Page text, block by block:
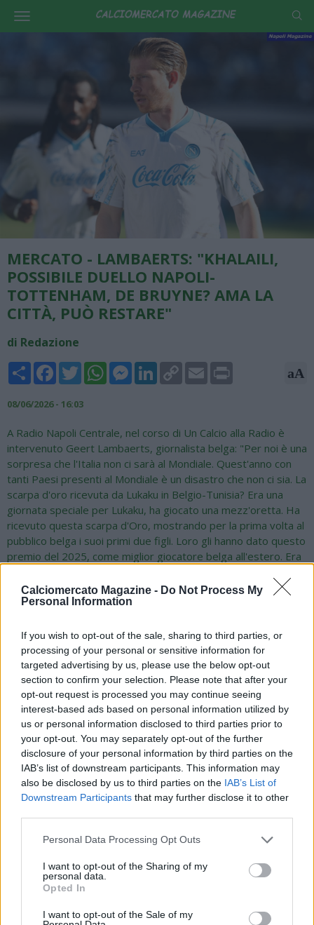
Calciomercato Magazine - Do Not Process My
Personal Information
If you wish to opt-out of the sale, sharing to third parties, or
processing of your personal or sensitive information for
targeted advertising by us, please use the below opt-out
section to confirm your selection. Please note that after your
opt-out request is processed you may continue seeing
interest-based ads based on personal information utilized by
us or personal information disclosed to third parties prior to
your opt-out. You may separately opt-out of the further
disclosure of your personal information by third parties on the
IAB’s list of downstream participants. This information may
also be disclosed by us to third parties on the IAB’s List of
Downstream Participants that may further disclose it to other
Personal Data Processing Opt Outs
I want to opt-out of the Sharing of my
personal data.
Opted In
I want to opt-out of the Sale of my
MERCATO - LAMBAERTS: "KHALAILI,
POSSIBILE DUELLO NAPOLI-
TOTTENHAM, DE BRUYNE? AMA LA
CITTÀ, PUÒ RESTARE"
di Redazione
Share FacebookTwitterWhatsAppMessengerLinkedInCopy
Link
Email aA
08/06/2026 - 16:03
A Radio Napoli Centrale, nel corso di Un Calcio alla Radio è
intervenuto Geert Lambaerts, giornalista belga: "Per noi è una
sorpresa che l'Italia non ci sarà al Mondiale. Quest'anno con
tanti Paesi presenti al Mondiale è un disastro che non ci sia. La
scarpa d'oro ricevuta da Lukaku in Belgio-Tunisia? Era una
giornata speciale per Lukaku, ha giocato una mezz'oretta. Ha
ricevuto questa scarpa d'Oro, mostrando per la prima volta al
pubblico belga i suoi primi due figli. Loro gli hanno dato questo
premio del 2025, come miglior giocatore belga all'estero. Era
di suo padre. Ora la grande domanda è capire cosa farà del
suo futuro e cosa farà al Mondiale. Non giocherà dall'inizio, sa
su Khalaili? I 25 milioni di euro sarà la somma necessaria per
acquistarlo dall'Union Saint-Gillois. L'ha pagato 7,5 milioni due
anni fa, una somma importante per questo club. Ma loro
sapevano che questo ragazzo era un grande talento.
Dall'Inghilterra c'è interesse per il giocatore. Forse sarà un
duello tra Napoli e Tottenham. Come sta De Bruyne?
L'abbiamo visto in queste due amichevoli, si vede che ha
grande voglia. Sa già che potrebbe essere l'ultima volta con la
Nazionale. È possibile che dopo il Mondiale lasci la maglia dei
Diavoli Rossi. Lui non ha ancora parlato con la stampa. E
questo è un buon segnale per Napoli: secondo noi rimarrà a
Napoli. Conosce bene l'ambiente, ama la città e cambiare
dopo un anno mi sembrerebbe strano. Con Conte non c'era un
buon rapporto. Kevin non parla spesso, ma quando lo fa è